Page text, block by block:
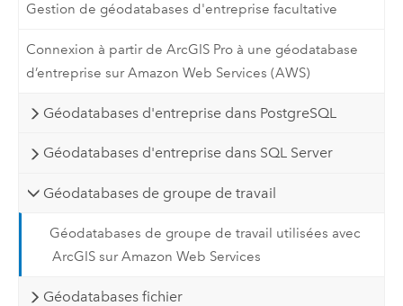
Gestion de géodatabases d'entreprise facultative
Connexion à partir de ArcGIS Pro à une géodatabase
d’entreprise sur Amazon Web Services (AWS)
Géodatabases d'entreprise dans PostgreSQL
Géodatabases d'entreprise dans SQL Server
Géodatabases de groupe de travail
Géodatabases de groupe de travail utilisées avec
ArcGIS sur Amazon Web Services
Géodatabases fichier